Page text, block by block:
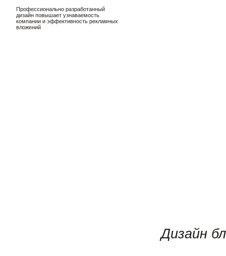
Профессионально разработанный
дизайн повышает узнаваемость
компании и эффективность рекламных
вложений
Дизайн